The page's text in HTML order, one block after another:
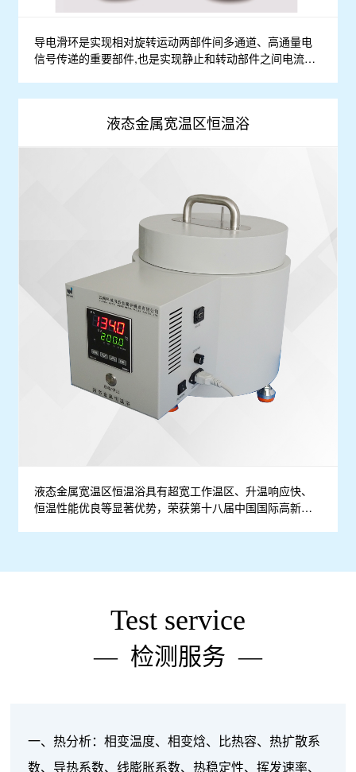
导电滑环是实现相对旋转运动两部件间多通道、高通量电
信号传递的重要部件,也是实现静止和转动部件之间电流、
液态金属宽温区恒温浴
液态金属宽温区恒温浴具有超宽工作温区、升温响应快、
恒温性能优良等显著优势，荣获第十八届中国国际高新技
Test service
— 检测服务 —
一、热分析：相变温度、相变焓、比热容、热扩散系
数、导热系数、线膨胀系数、热稳定性、挥发速率、